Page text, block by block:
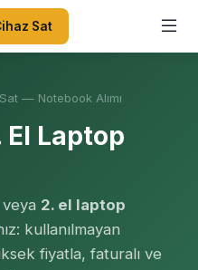
Sat
— Notebook Alımı
Laptop
veya 2. el laptop
kullanılmayan
fiyatla, faturalı ve